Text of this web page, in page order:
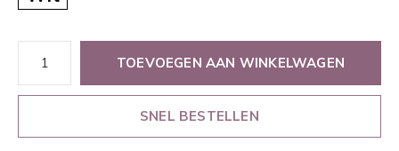
TOEVOEGEN AAN WINKELWAGEN
SNEL BESTELLEN